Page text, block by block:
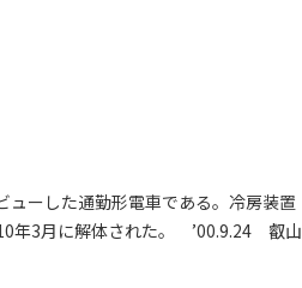
ーした通勤形電車である。冷房装置
年3月に解体された。 ’00.9.24 叡山